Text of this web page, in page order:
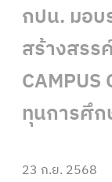
กปน. มอบ
สร้างสรร
CAMPUS
ทุนการศึก
23 ก.ย. 2568